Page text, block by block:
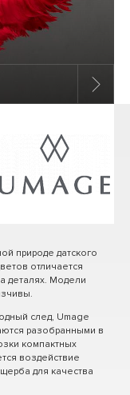
природе датского
отличается
деталях. Модели
след, Umage
разобранными в
компактных
воздействие
для качества